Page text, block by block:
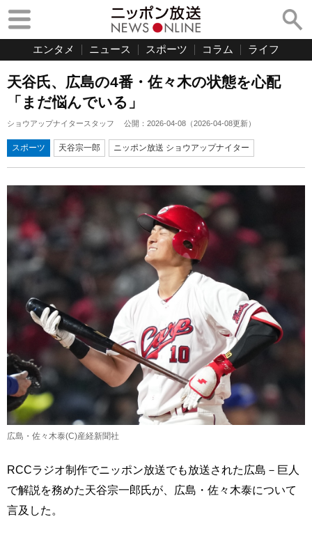
エンタメ ニュース スポーツ コラム ライフ
天谷氏、広島の4番・佐々木の状態を心配
「まだ悩んでいる」
ショウアップナイタースタッフ 公開： 2026-04-08 （2026-04-08更新）
スポーツ 天谷宗一郎 ニッポン放送 ショウアップナイター
広島・佐々木泰(C)産経新聞社
RCCラジオ制作でニッポン放送でも放送された広島－巨人
で解説を務めた天谷宗一郎氏が、広島・佐々木泰について
言及した。